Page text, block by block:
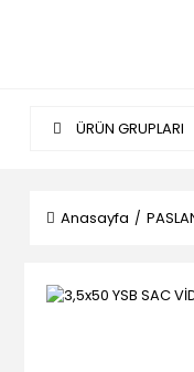
ÜRÜN GRUPLARI
Anasayfa